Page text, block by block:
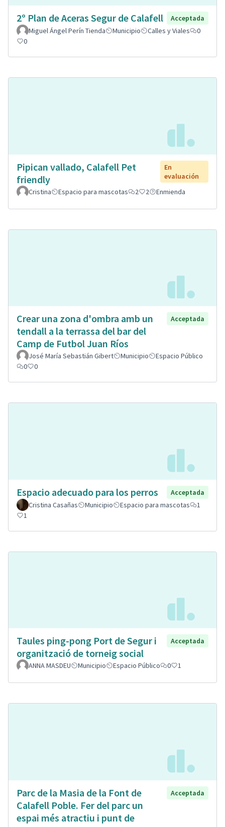
2º Plan de Aceras Segur de Calafell
Acceptada
Miguel Ángel Perín Tienda
Municipio Calles y Viales
0
0
Pipican vallado, Calafell Pet
friendly
En
evaluación
Cristina
Espacio para mascotas 2 2 Enmienda
Crear una zona d'ombra amb un
tendall a la terrassa del bar del
Camp de Futbol Juan Ríos
Acceptada
José María Sebastián Gibert Municipio
Espacio Público
0
0
Espacio adecuado para los perros
Acceptada
Cristina Casañas
Municipio Espacio para mascotas
1
1
Taules ping-pong Port de Segur i
organització de torneig social
Acceptada
ANNA MASDEU Municipio Espacio Público 0 1
Parc de la Masia de la Font de
Calafell Poble. Fer del parc un
espai més atractiu i punt de
Acceptada